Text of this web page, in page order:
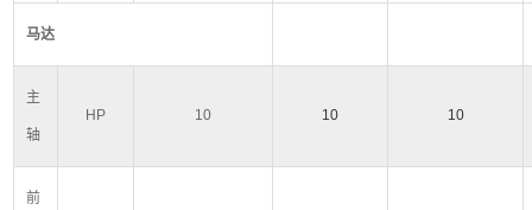
马达
主
轴
HP 10 10 10
前